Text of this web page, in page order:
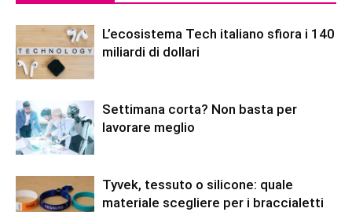
L’ecosistema Tech italiano sfiora i 140
miliardi di dollari
Settimana corta? Non basta per
lavorare meglio
Tyvek, tessuto o silicone: quale
materiale scegliere per i braccialetti